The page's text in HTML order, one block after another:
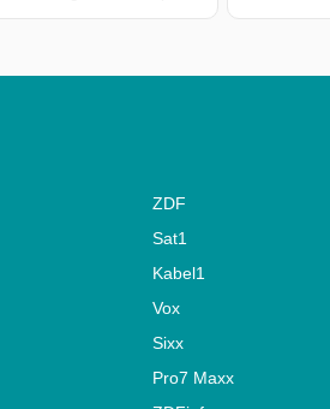
ZDF
Sat1
Kabel1
Vox
Sixx
Pro7 Maxx